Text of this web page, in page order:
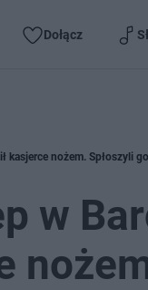
Dołącz
kasjerce nożem. Spłoszyli
w